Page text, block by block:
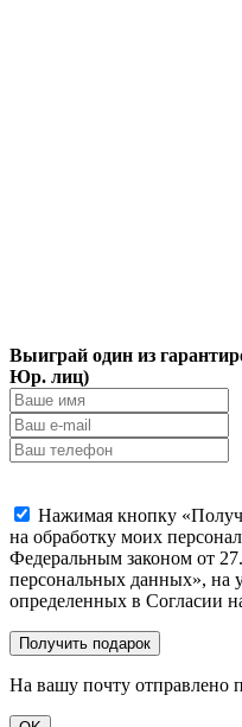
Выиграй один из
Юр. лиц)
Нажимая кнопку
на обработку моих
Федеральным законом от
персональных данных», на
определенных в Согласии
На вашу почту отправлено